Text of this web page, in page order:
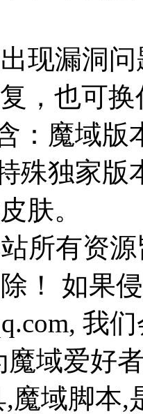
现漏洞
，也可
：魔域版
殊独家
肤。
所有资
！ 如果
我
魔域爱好
魔域脚本